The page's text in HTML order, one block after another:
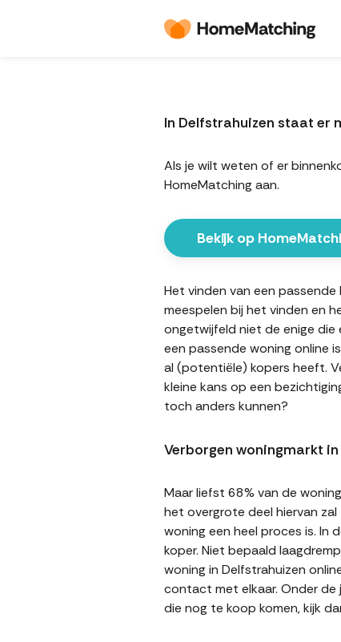
In Delfstrahuizen staat er
Als je wilt weten of er
HomeMatching aan.
Bekijk op
Het vinden van een
meespelen bij het vinden en
ongetwijfeld niet de enige die
een passende woning online
al (potentiële) kopers heeft.
kleine kans op een
toch anders kunnen?
Verborgen woningmarkt
Maar liefst 68% van de
het overgrote deel hiervan
woning een heel proces is. In
koper. Niet bepaald
woning in Delfstrahuizen
contact met elkaar. Onder
die nog te koop komen, kijk